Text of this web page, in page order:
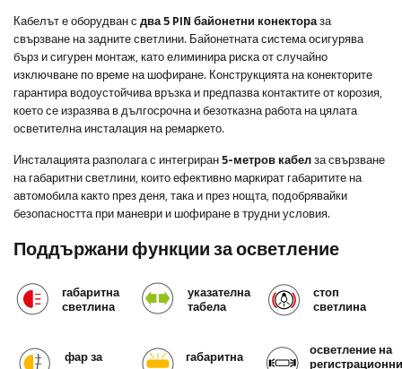
Кабелът е оборудван с два 5 PIN байонетни конектораза
свързване на задните светлини. Байонетната система осигурява
бърз и сигурен монтаж, като елиминира риска от случайно
изключване по време на шофиране. Конструкцията на конекторите
гарантира водоустойчива връзка и предпазва контактите от корозия,
което се изразява в дългосрочна и безотказна работа на цялата
осветителна инсталация на ремаркето.
Инсталацията разполага с интегриран5-метров кабелза свързване
на габаритни светлини, които ефективно маркират габаритите на
автомобила както през деня, така и през нощта, подобрявайки
безопасността при маневри и шофиране в трудни условия.
Поддържани функции за осветление
габаритна
светлина
указателна
табела
стоп
светлина
фар за
габаритна
осветление на